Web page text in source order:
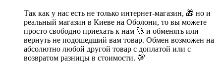
Так как у нас есть не только интернет-магазин, 🎁 но и
реальный магазин в Киеве на Оболони, то вы можете
просто свободно приехать к нам 🚀 и обменять или
вернуть не подошедший вам товар. Обмен возможен на
абсолютно любой другой товар с доплатой или с
возвратом разницы в стоимости. 💯